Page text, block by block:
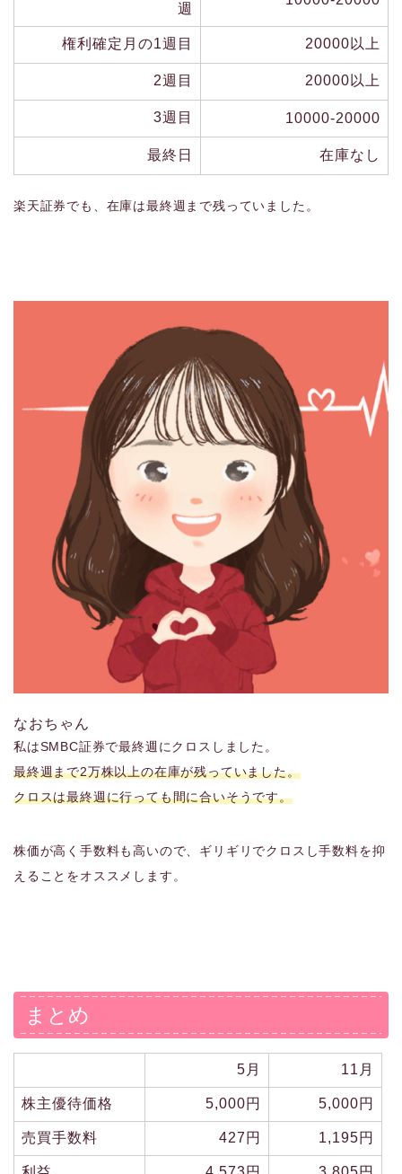
週
権利確定月の1週目 20000以上
2週目 20000以上
3週目 10000-20000
最終日 在庫なし
楽天証券でも、在庫は最終週まで残っていました。
なおちゃん
私はSMBC証券で最終週にクロスしました。
最終週まで2万株以上の在庫が残っていました。
クロスは最終週に行っても間に合いそうです。
株価が高く手数料も高いので、ギリギリでクロスし手数料を抑
えることをオススメします。
まとめ
5月 11月
株主優待価格 5,000円 5,000円
売買手数料 427円 1,195円